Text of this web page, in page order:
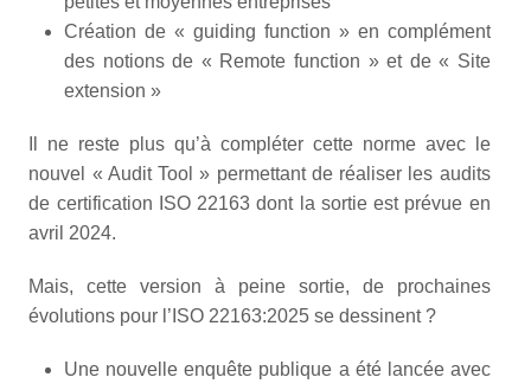
Création de « guiding function » en complément
des notions de « Remote function » et de « Site
extension »
Il ne reste plus qu’à compléter cette norme avec le
nouvel « Audit Tool » permettant de réaliser les audits
de certification ISO 22163 dont la sortie est prévue en
avril 2024.
Mais, cette version à peine sortie, de prochaines
évolutions pour l’ISO 22163:2025 se dessinent ?
Une nouvelle enquête publique a été lancée avec